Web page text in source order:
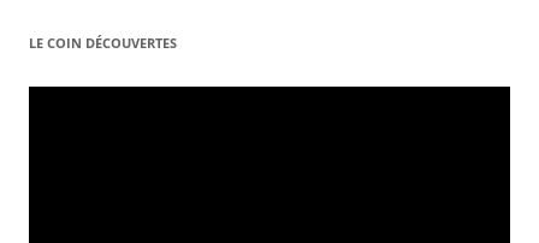
LE COIN DÉCOUVERTES
Video